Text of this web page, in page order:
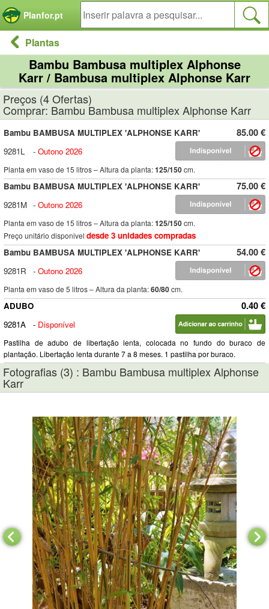
Planfor.pt
Plantas
Bambu Bambusa multiplex Alphonse
Karr / Bambusa multiplex Alphonse Karr
Preços (4 Ofertas)
Comprar: Bambu Bambusa multiplex Alphonse Karr
85.00 €
Bambu BAMBUSA MULTIPLEX 'ALPHONSE KARR'
9281L
- Outono 2026
Planta em vaso de 15 litros – Altura da planta:125/150cm.
75.00 €
Bambu BAMBUSA MULTIPLEX 'ALPHONSE KARR'
9281M - Outono 2026
Planta em vaso de 15 litros – Altura da planta:125/150cm.
Preço unitário disponivel desde 3 unidades compradas
54.00 €
Bambu BAMBUSA MULTIPLEX 'ALPHONSE KARR'
9281R
- Outono 2026
Planta em vaso de 5 litros – Altura da planta:60/80cm.
0.40 €
ADUBO
9281A
- Disponível
Pastilha de adubo de libertação lenta, colocada no fundo do buraco de
plantação. Libertação lenta durante 7 a 8 meses. 1 pastilha por buraco.
Fotografias (3) : Bambu Bambusa multiplex Alphonse
Karr
Painel de Gerenciamento de Cookies